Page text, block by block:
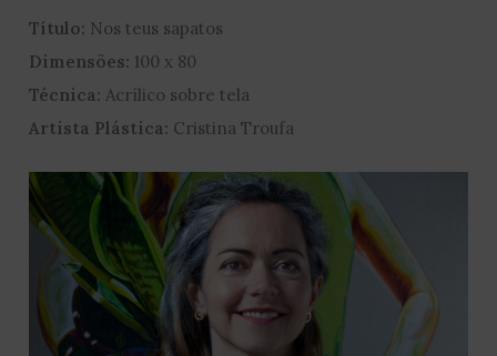
Título: Nos teus sapatos
Dimensões: 100 x 80
Técnica:Acrílico sobre tela
Artista Plástica: Cristina Troufa